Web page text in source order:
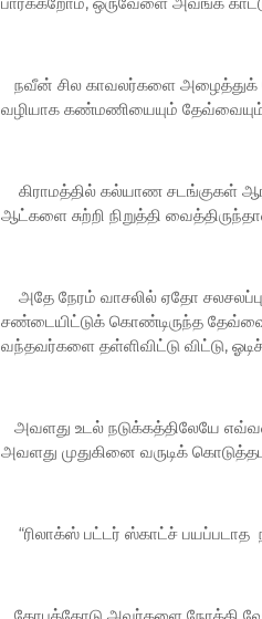
நவீன் சில காவலர்களை
வழியாக கண்மணியையும்
கிராமத்தில் கல்யாண சடங்குகள்
ஆட்களை சுற்றி நிறுத்தி
அதே நேரம் வாசலில் ஏதோ
சண்டையிட்டுக் கொண்டிருந்த
வந்தவர்களை தள்ளிவிட்டு விட்டு,
அவளது உடல் நடுக்கத்திலேயே
அவளது முதுகினை வருடிக்
“ரிலாக்ஸ் பட்டர் ஸ்காட்ச் பயப்படாத